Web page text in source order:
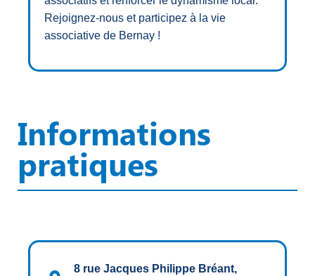
Rejoignez-nous et participez à la vie
associative de Bernay !
Informations
pratiques
8 rue Jacques Philippe Bréant,